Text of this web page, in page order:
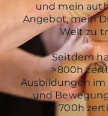
und mein
Angebot, mein
Welt zu
Seitdem
>800h
Ausbildungen im
und
> 700h